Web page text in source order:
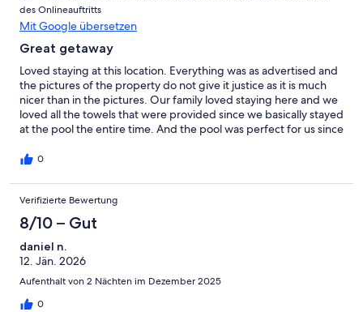
des Onlineauftritts
Mit Google übersetzen
Great getaway
Loved staying at this location. Everything was as advertised and
the pictures of the property do not give it justice as it is much
nicer than in the pictures. Our family loved staying here and we
loved all the towels that were provided since we basically stayed
at the pool the entire time. And the pool was perfect for us since
definitely will return.
0
Verifizierte Bewertung
8/10 – Gut
daniel n.
12. Jän. 2026
Aufenthalt von 2 Nächten im Dezember 2025
0